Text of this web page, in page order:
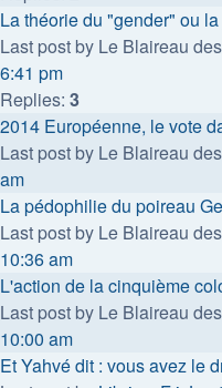
La théorie du "gender" ou
Last post by Le Blaireau
6:41 pm
Replies: 3
2014 Européenne, le vote
Last post by Le Blaireau
am
La pédophilie du poireau
Last post by Le Blaireau
10:36 am
L'action de la cinquième
Last post by Le Blaireau
10:00 am
Et Yahvé dit : vous avez le